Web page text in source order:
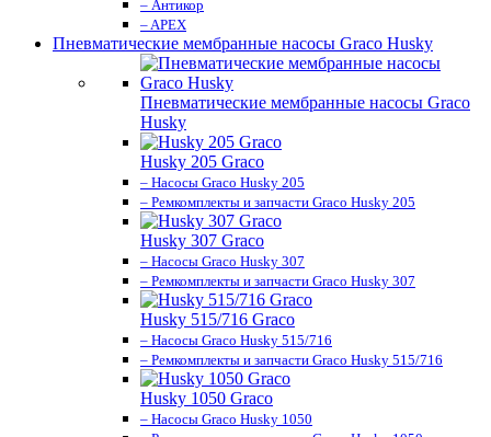
– Антикор
– APEX
Пневматические мембранные насосы Graco Husky
Пневматические мембранные насосы Graco
Husky
Husky 205 Graco
– Насосы Graco Husky 205
– Ремкомплекты и запчасти Graco Husky 205
Husky 307 Graco
– Насосы Graco Husky 307
– Ремкомплекты и запчасти Graco Husky 307
Husky 515/716 Graco
– Насосы Graco Husky 515/716
– Ремкомплекты и запчасти Graco Husky 515/716
Husky 1050 Graco
– Насосы Graco Husky 1050